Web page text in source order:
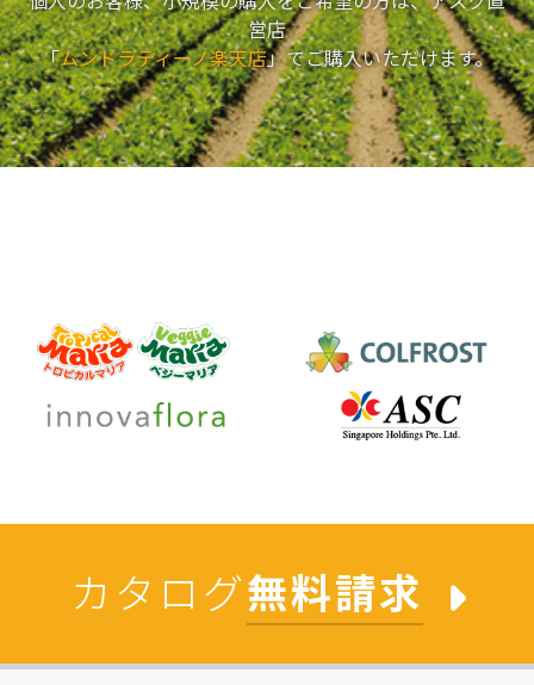
営店
「ムンドラティーノ楽天店」でご購入いただけます。
カタログ無料請求